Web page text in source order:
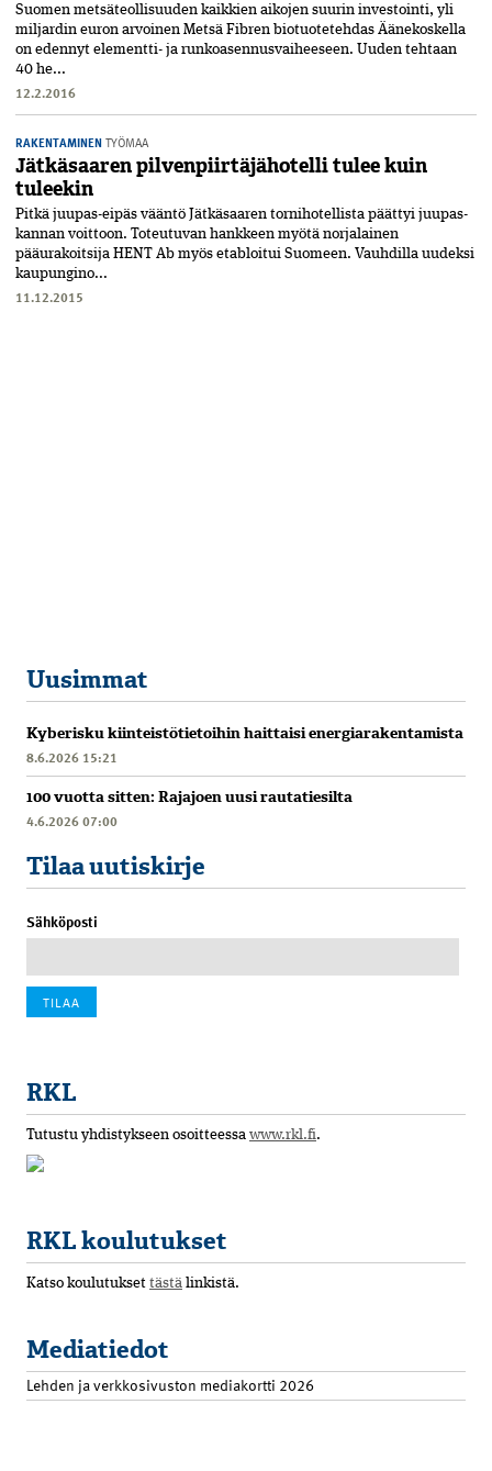
Suomen metsäteollisuuden kaikkien aikojen suurin investointi, yli
miljardin euron arvoinen Metsä Fibren biotuotetehdas Äänekoskella
on edennyt elementti- ja runkoasennusvaiheeseen. Uuden tehtaan
40 he...
12.2.2016
RAKENTAMINENTYÖMAA
Jätkäsaaren pilvenpiirtäjähotelli tulee kuin
tuleekin
Pitkä juupas-eipäs vääntö Jätkäsaaren tornihotellista päättyi juupas-
kannan voittoon. Toteutuvan hankkeen myötä norjalainen
pääurakoitsija HENT Ab myös etabloitui Suomeen. Vauhdilla uudeksi
kaupungino...
11.12.2015
Uusimmat
Kyberisku kiinteistötietoihin haittaisi energiarakentamista
8.6.2026 15:21
100 vuotta sitten: Rajajoen uusi rautatiesilta
4.6.2026 07:00
Tilaa uutiskirje
Sähköposti
RKL
Tutustu yhdistykseen osoitteessa www.rkl.fi.
RKL koulutukset
Katso koulutukset tästä linkistä.
Mediatiedot
Lehden ja verkkosivuston mediakortti 2026